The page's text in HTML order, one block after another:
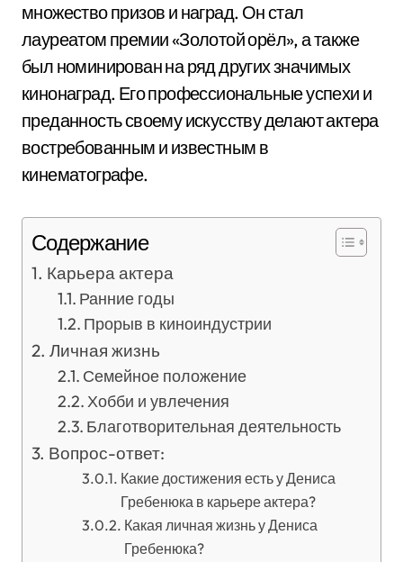
множество призов и наград. Он стал
лауреатом премии «Золотой орёл», а также
был номинирован на ряд других значимых
кинонаград. Его профессиональные успехи и
преданность своему искусству делают актера
востребованным и известным в
кинематографе.
Содержание
Карьера актера
Ранние годы
Прорыв в киноиндустрии
Личная жизнь
Семейное положение
Хобби и увлечения
Благотворительная деятельность
Вопрос-ответ:
Какие достижения есть у Дениса
Гребенюка в карьере актера?
Какая личная жизнь у Дениса
Гребенюка?